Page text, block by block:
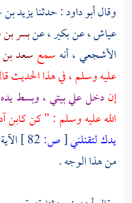
وقالأبو داود :حدثنايزيد بن
عياش ،عنبكير ،عنبسر
الأشجعي ،أنه سمع سعد
عليه وسلم ، في هذا الحديث
إندخل علي بيتي ، وبسط يده
الله عليه وسلم : " كن كابن
يدك لتقنلني[ص: الآية [
من هذا الوجه .